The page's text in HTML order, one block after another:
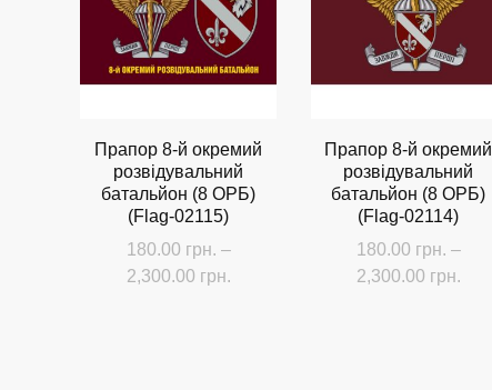
Прапор 8-й окремий
розвідувальний
батальйон (8 ОРБ)
(Flag-02115)
180.00 грн. –
2,300.00 грн.
Прапор 8-й окремий
розвідувальний
батальйон (8 ОРБ)
(Flag-02114)
180.00 грн. –
2,300.00 грн.